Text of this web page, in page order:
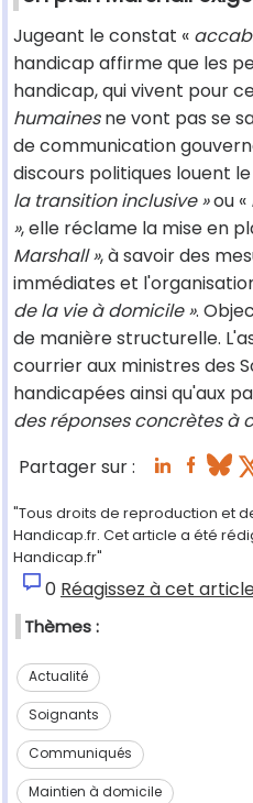
Jugeant le constat «
handicap affirme que les
handicap, qui vivent pour
humainesne vont pas se
de communication
discours politiques louent le
la transition inclusive »ou «
», elle réclame la mise en
Marshall », à savoir des
immédiates et
de la vie à domicile ».
de manière structurelle.
courrier aux ministres des
handicapées ainsi qu'aux
des réponses concrètes à
Partager sur :
"Tous droits de reproduction et
Handicap.fr. Cet article a été
Handicap.fr"
0 Réagissez à cet
Thèmes :
Actualité
Soignants
Communiqués
Maintien à domicile